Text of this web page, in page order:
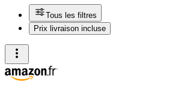
Tous les filtres
Prix livraison incluse